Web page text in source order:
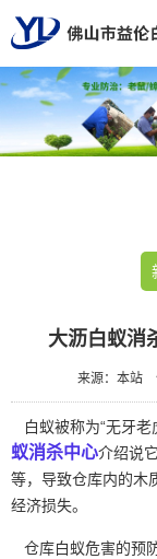
大沥白蚁消
来源：本站
白蚁被称为“无牙老
蚁消杀中心介绍说
等，导致仓库内的木
经济损失。‌
仓库白蚁危害的预